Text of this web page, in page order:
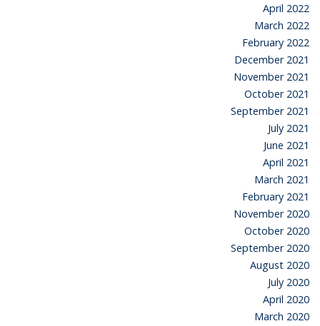
April 2022
March 2022
February 2022
December 2021
November 2021
October 2021
September 2021
July 2021
June 2021
April 2021
March 2021
February 2021
November 2020
October 2020
September 2020
August 2020
July 2020
April 2020
March 2020